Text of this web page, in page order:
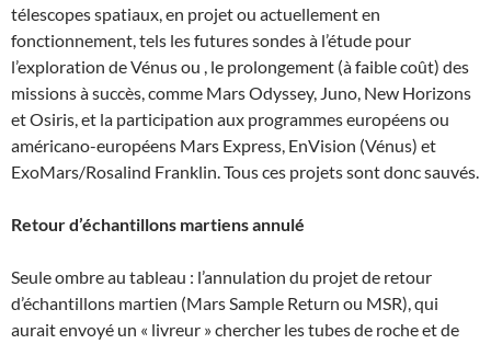
télescopes spatiaux, en projet ou actuellement en
fonctionnement, tels les futures sondes à l’étude pour
l’exploration de Vénus ou , le prolongement (à faible coût) des
missions à succès, comme Mars Odyssey, Juno, New Horizons
et Osiris, et la participation aux programmes européens ou
américano-européens Mars Express, EnVision (Vénus) et
ExoMars/Rosalind Franklin. Tous ces projets sont donc sauvés.
Retour d’échantillons martiens annulé
Seule ombre au tableau : l’annulation du projet de retour
d’échantillons martien (Mars Sample Return ou MSR), qui
aurait envoyé un « livreur » chercher les tubes de roche et de